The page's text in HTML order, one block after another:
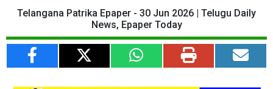
Telangana Patrika Epaper - 30 Jun 2026 | Telugu Daily
News, Epaper Today